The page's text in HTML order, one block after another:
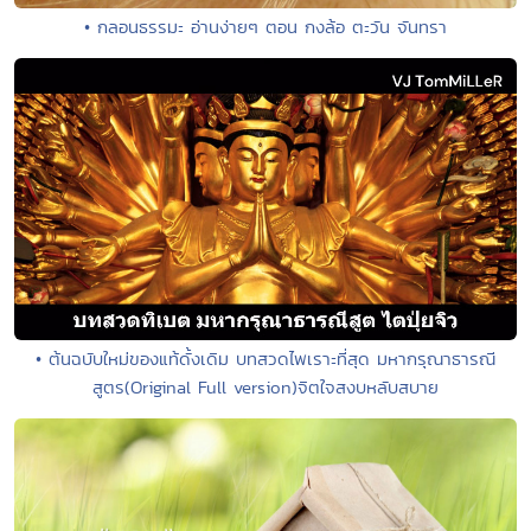
• กลอนธรรมะ อ่านง่ายๆ ตอน กงล้อ ตะวัน จันทรา
• ต้นฉบับใหม่ของแท้ดั้งเดิม บทสวดไพเราะที่สุด มหากรุณาธารณี
สูตร(Original Full version)จิตใจสงบหลับสบาย